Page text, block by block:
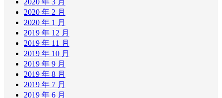
2020 年 3 月
2020 年 2 月
2020 年 1 月
2019 年 12 月
2019 年 11 月
2019 年 10 月
2019 年 9 月
2019 年 8 月
2019 年 7 月
2019 年 6 月